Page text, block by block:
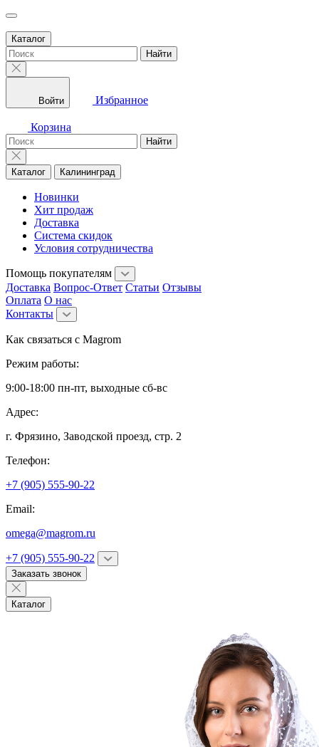
Каталог
Найти
Войти Избранное
Корзина
Найти
Каталог Калининград
Новинки
Хит продаж
Доставка
Система скидок
Условия сотрудничества
Помощь покупателям
Доставка Вопрос-Ответ Статьи Отзывы
Оплата О нас
Контакты
Как связаться с Magrom
Режим работы:
9:00-18:00 пн-пт, выходные сб-вс
Адрес:
г. Фрязино, Заводской проезд, стр. 2
Телефон:
+7 (905) 555-90-22
Email:
omega@magrom.ru
+7 (905) 555-90-22
Заказать звонок
Каталог